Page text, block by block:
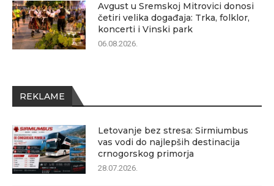
Avgust u Sremskoj Mitrovici donosi
četiri velika događaja: Trka, folklor,
koncerti i Vinski park
06.08.2026.
REKLAME
Letovanje bez stresa: Sirmiumbus
vas vodi do najlepših destinacija
crnogorskog primorja
28.07.2026.